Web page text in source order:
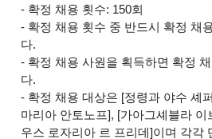
- 확정 채용 횟수: 150회
- 확정 채용 횟수 중 반드시 확정 채
다.
- 확정 채용 사원을 획득하면 확정
다.
- 확정 채용 대상은 [정령과 야수 셰
마리아 안토노프], [가아그셰블라 이
우스 로자리아 르 프리데]이며 각각